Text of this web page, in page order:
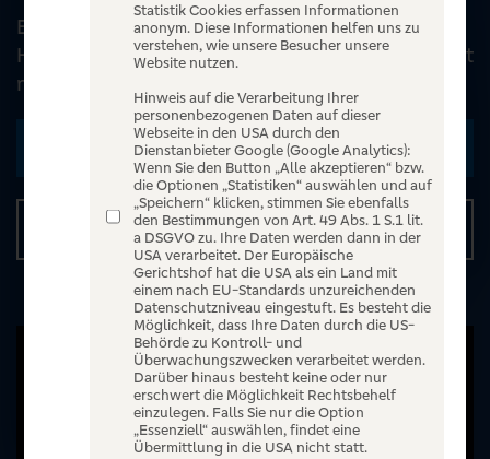
Ein harmloser Kinderwitz hat Lisa Eckhart um
Haus und Hof, Familie und Fans gebracht. Sie hat
nichts mehr zu verlieren. Nicht einmal...
Zu den Terminen
Details
Statistik Cookies erfassen Informationen
anonym. Diese Informationen helfen uns zu
verstehen, wie unsere Besucher unsere
Website nutzen.
Hinweis auf die Verarbeitung Ihrer
personenbezogenen Daten auf dieser
Webseite in den USA durch den
Dienstanbieter Google (Google Analytics):
Wenn Sie den Button „Alle akzeptieren“ bzw.
die Optionen „Statistiken“ auswählen und auf
„Speichern“ klicken, stimmen Sie ebenfalls
den Bestimmungen von Art. 49 Abs. 1 S.1 lit.
a DSGVO zu. Ihre Daten werden dann in der
USA verarbeitet. Der Europäische
Gerichtshof hat die USA als ein Land mit
einem nach EU-Standards unzureichenden
Datenschutzniveau eingestuft. Es besteht die
Möglichkeit, dass Ihre Daten durch die US-
Behörde zu Kontroll- und
Überwachungszwecken verarbeitet werden.
Darüber hinaus besteht keine oder nur
erschwert die Möglichkeit Rechtsbehelf
einzulegen. Falls Sie nur die Option
„Essenziell“ auswählen, findet eine
Übermittlung in die USA nicht statt.